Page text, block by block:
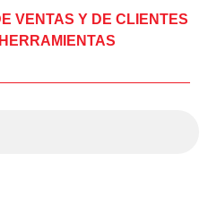
VENTAS Y DE CLIENTES